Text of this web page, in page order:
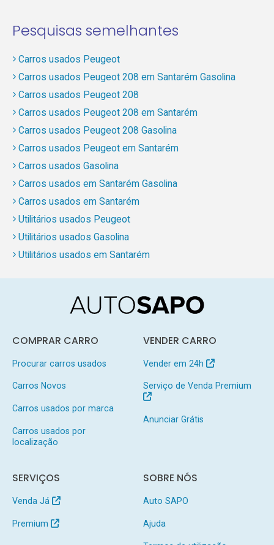
Pesquisas semelhantes
Carros usados Peugeot
Carros usados Peugeot 208 em Santarém Gasolina
Carros usados Peugeot 208
Carros usados Peugeot 208 em Santarém
Carros usados Peugeot 208 Gasolina
Carros usados Peugeot em Santarém
Carros usados Gasolina
Carros usados em Santarém Gasolina
Carros usados em Santarém
Utilitários usados Peugeot
Utilitários usados Gasolina
Utilitários usados em Santarém
COMPRAR CARRO
Procurar carros usados
Carros Novos
Carros usados por marca
Carros usados por
localização
VENDER CARRO
Vender em 24h
Serviço de Venda Premium
Anunciar Grátis
SERVIÇOS
Venda Já
Premium
SOBRE NÓS
Auto SAPO
Ajuda